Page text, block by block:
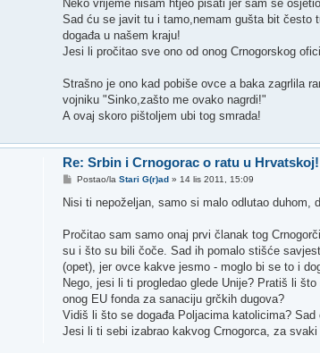
Neko vrijeme nisam htjeo pisati jer sam se
Sad ću se javit tu i tamo,nemam gušta bit često
događa u našem kraju!
Jesi li pročitao sve ono od onog Crnogorskog
Strašno je ono kad pobiše ovce a baka zagrlila
vojniku "Sinko,zašto me ovako nagrdi!"
A ovaj skoro pištoljem ubi tog smrada!
Re: Srbin i Crnogorac o ratu u Hrvatskoj!
P
s
Postao/laStari G(r)ad »14 lis 2011, 15:09
Nisi ti nepoželjan, samo si malo odlutao duhom,
Pročitao sam samo onaj prvi članak tog
su i što su bili čoče. Sad ih pomalo stišće
(opet), jer ovce kakve jesmo - moglo bi se to i
Nego, jesi li ti progledao glede Unije? Pratiš li
onog EU fonda za sanaciju grčkih dugova?
Vidiš li što se događa Poljacima katolicima?
Jesi li ti sebi izabrao kakvog Crnogorca, za